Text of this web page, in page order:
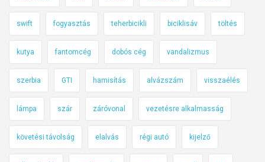
swift fogyasztás teherbicikli biciklisáv töltés
kutya fantomcég dobós cég vandalizmus
szerbia GTI hamisítás alvázszám visszaélés
lámpa szár záróvonal vezetésre alkalmasság
követési távolság elalvás régi autó kijelző